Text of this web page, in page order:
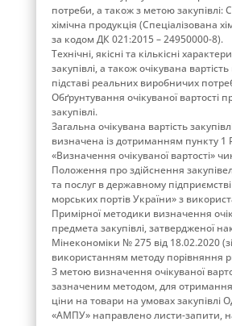
потреби, а також з метою закупівлі:
хімічна продукція (Спеціалізована
за кодом ДК 021:2015 – 24950000-8).
Технічні, якісні та кількісні
закупівлі, а також очікувана
підставі реальних виробничих
Обґрунтування очікуваної вартості
закупівлі.
Загальна очікувана вартість
визначена із дотриманням пункту 1
«Визначення очікуваної вартості»
Положення про здійснення
та послуг в державному підприємстві
морських портів України» з
Примірної методики визначення
предмета закупівлі, затвердженої
Мінекономіки № 275 від 18.02.2020
використанням методу порівняння
З метою визначення очікуваної
зазначеним методом, для отримання
ціни на товари на умовах закупівлі
«АМПУ» направлено листи-запити,